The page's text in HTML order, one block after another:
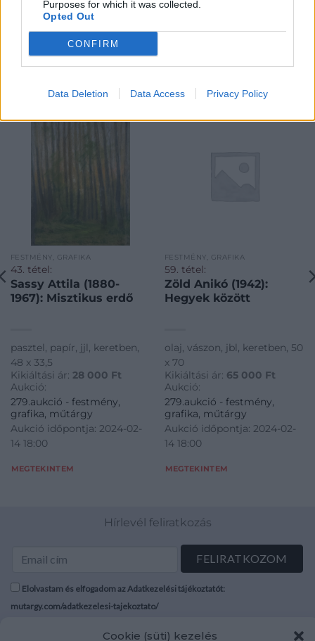
Purposes for which it was collected.
Opted Out
CONFIRM
Data Deletion Data Access Privacy Policy
Cookie (süti) kezelés
FESTMÉNY, GRAFIKA
43. tétel:
Sassy Attila (1880-
1967): Misztikus erdő
pasztel, papír, jjl, keretben,
48 x 33,5
Kikiáltási ár: 28 000 Ft
Aukció:
279.aukció - festmény,
grafika, műtárgy
Aukció időpontja: 2024-02-
14 18:00
MEGTEKINTEM
FESTMÉNY, GRAFIKA
59. tétel:
Zöld Anikó (1942):
Hegyek között
olaj, vászon, jbl, keretben, 50
x 70
Kikiáltási ár: 65 000 Ft
Aukció:
279.aukció - festmény,
grafika, műtárgy
Aukció időpontja: 2024-02-
14 18:00
MEGTEKINTEM
Hírlevél feliratkozás
Elolvastam és elfogadom az Adatkezelési tájékoztatót:
mutargy.com/adatkezelesi-tajekoztato/